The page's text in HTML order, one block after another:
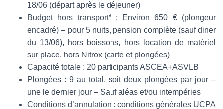
18/06 (départ après le déjeuner)
Budget hors transport* : Environ 650 € (plongeur
encadré) – pour 5 nuits, pension complète (sauf diner
du 13/06), hors boissons, hors location de matériel
sur place, hors Nitrox (carte et plongées)
Capacité totale : 20 participants ASCEA+ASVLB
Plongées : 9 au total, soit deux plongées par jour –
une le dernier jour – Sauf aléas et/ou intempéries
Conditions d’annulation : conditions générales UCPA